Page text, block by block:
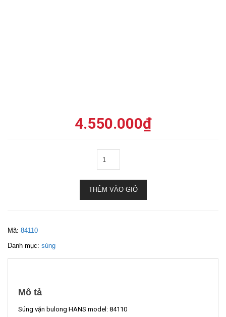
4.550.000₫
THÊM VÀO GIỎ
Mã: 84110
Danh mục: súng
Mô tả
Súng vặn bulong HANS model: 84110